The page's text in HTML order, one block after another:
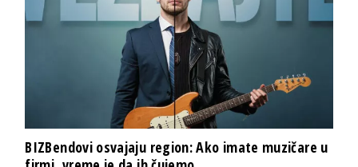
BIZBendovi osvajaju region: Ako imate muzičare u